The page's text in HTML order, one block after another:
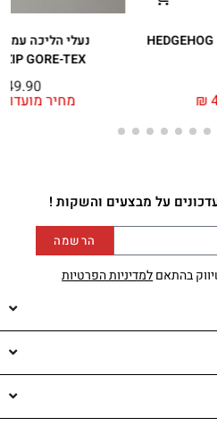
נעלי טיולים עמידות למים גברים HEDGEHOG
₪
נעלי הליכה
ZIP GORE-TEX
מחיר
על מבצעים והשקות !
בהתאםלמדיניות הפרטיות
הרשמה